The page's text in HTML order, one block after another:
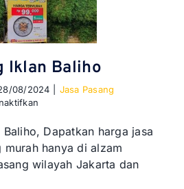
Iklan Baliho
08/2024
Jasa Pasang
pada
Pasang
Iklan
Baliho
Dapatkan harga jasa
hanya di alzam
wilayah Jakarta dan